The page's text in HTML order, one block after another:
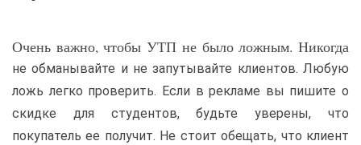
Очень важно, чтобы УТП не было ложным. Никогда
не обманывайте и не запутывайте клиентов. Любую
ложь легко проверить. Если в рекламе вы пишите о
скидке для студентов, будьте уверены, что
покупатель ее получит. Не стоит обещать, что клиент